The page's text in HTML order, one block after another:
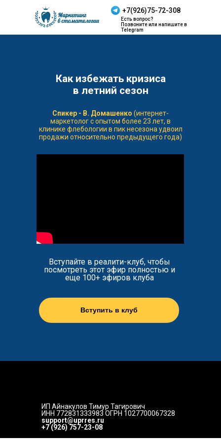
Есть вопрос?
Позвоните или напишите в
Telegram
+7(926)75-72-308
Как избежать кризиса
в летний сезон
Вступить в клуб
Спикер - В. Домашенко (интернет-
маркетолог с опытом более 23 лет, в
клинике флебологии в пик несезона удвоил
продажи относительно предыдущего года)
Вступайте в реалити-клуб, чтобы
посмотреть этот эфир полностью и
еще 100+ эфиров клуба
ИП Айнакулов Тимур Тагирович
ИНН 772831333983 ОГРН 1027700067328
support@uprres.ru
+7 (926) 757-23-08